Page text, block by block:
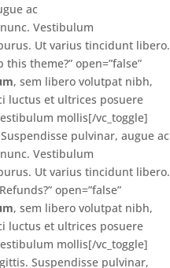
ac
Vestibulum
Ut varius tincidunt libero.
theme?” open=”false”
, sem libero volutpat nibh,
luctus et ultrices posuere
mollis[/vc_toggle]
pulvinar, augue ac
Vestibulum
Ut varius tincidunt libero.
open=”false”
, sem libero volutpat nibh,
luctus et ultrices posuere
mollis[/vc_toggle]
Suspendisse pulvinar,